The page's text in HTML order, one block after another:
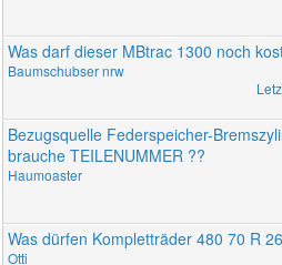
Was darf dieser MBtrac 1300 noch
Baumschubser nrw
Bezugsquelle Federspeicher-
brauche TEILENUMMER ??
Haumoaster
Was dürfen Kompletträder 480 70 R
Otti